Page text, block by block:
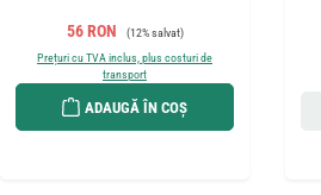
Preț de vânzare:
56 RON Preț obișnuit:
(12% salvat)
Prețuri cu TVA inclus, plus costuri de
transport
ADAUGĂ ÎN COȘ